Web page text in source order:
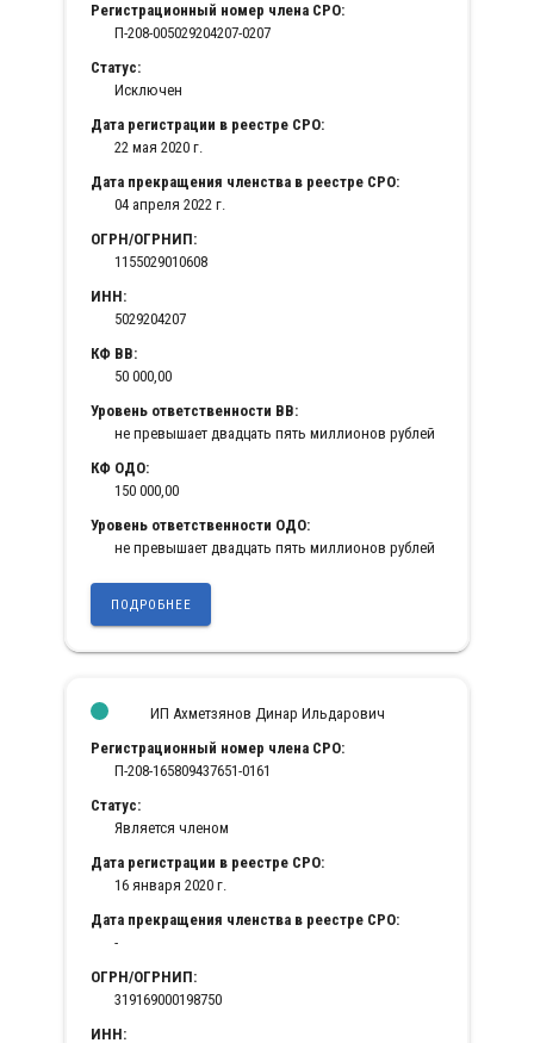
Регистрационный номер члена СРО:
П-208-005029204207-0207
Статус:
Исключен
Дата регистрации в реестре СРО:
22 мая 2020 г.
Дата прекращения членства в реестре СРО:
04 апреля 2022 г.
ОГРН/ОГРНИП:
1155029010608
ИНН:
5029204207
КФ ВВ:
50 000,00
Уровень ответственности ВВ:
не превышает двадцать пять миллионов рублей
КФ ОДО:
150 000,00
Уровень ответственности ОДО:
не превышает двадцать пять миллионов рублей
ПОДРОБНЕЕ
ИП Ахметзянов Динар Ильдарович
Регистрационный номер члена СРО:
П-208-165809437651-0161
Статус:
Является членом
Дата регистрации в реестре СРО:
16 января 2020 г.
Дата прекращения членства в реестре СРО:
-
ОГРН/ОГРНИП:
319169000198750
ИНН: